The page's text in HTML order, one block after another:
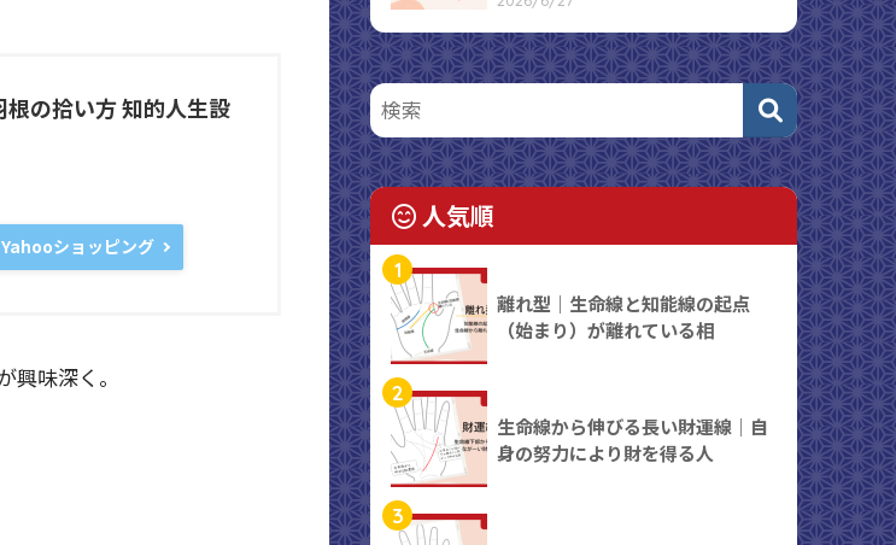
の拾い方 知的人生設
Yahooショッピング
興味深く。
人気順
1
離れ型｜生命線と知能線の起点
（始まり）が離れている相
2
生命線から伸びる長い財運線｜自
身の努力により財を得る人
3